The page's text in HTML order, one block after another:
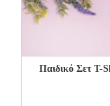
Παιδικό Σετ Τ-